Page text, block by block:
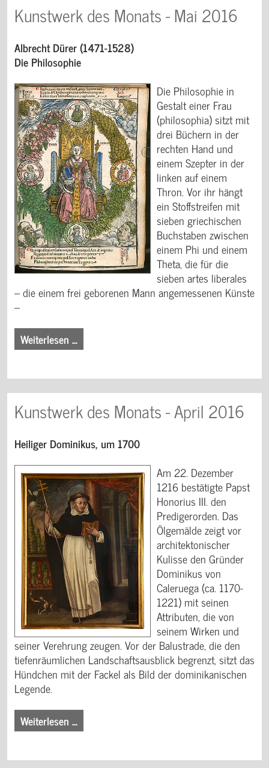
Kunstwerk des Monats - Mai 2016
Albrecht Dürer (1471-1528)
Die Philosophie
Die Philosophie in
Gestalt einer Frau
(philosophia) sitzt mit
drei Büchern in der
rechten Hand und
einem Szepter in der
linken auf einem
Thron. Vor ihr hängt
ein Stoffstreifen mit
sieben griechischen
Buchstaben zwischen
einem Phi und einem
Theta, die für die
sieben artes liberales
– die einem frei geborenen Mann angemessenen Künste
–
Weiterlesen …
Kunstwerk des Monats - April 2016
Heiliger Dominikus, um 1700
Am 22. Dezember
1216 bestätigte Papst
Honorius III. den
Predigerorden. Das
Ölgemälde zeigt vor
architektonischer
Kulisse den Gründer
Dominikus von
Caleruega (ca. 1170-
1221) mit seinen
Attributen, die von
seinem Wirken und
seiner Verehrung zeugen. Vor der Balustrade, die den
tiefenräumlichen Landschaftsausblick begrenzt, sitzt das
Hündchen mit der Fackel als Bild der dominikanischen
Legende.
Weiterlesen …